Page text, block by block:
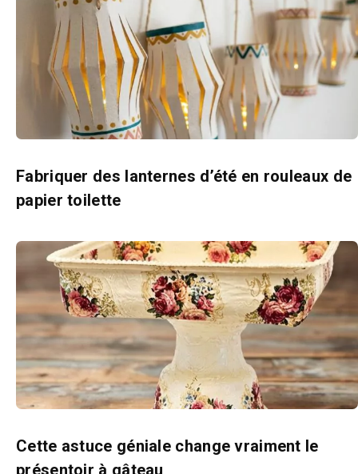
Fabriquer des lanternes d’été en rouleaux de
papier toilette
Cette astuce géniale change vraiment le